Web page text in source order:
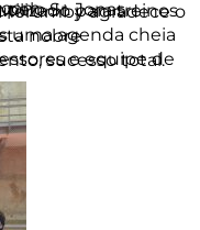
excelente evento, sucesso total.